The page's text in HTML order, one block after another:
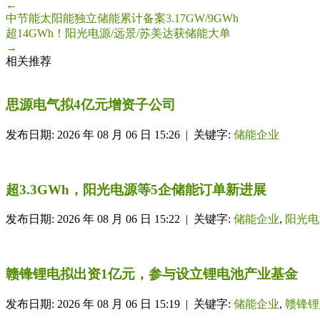
←
中节能太阳能独立储能累计备案3.17GW/9GWh
超14GWh！阳光电源/远景/苏美达获储能大单
→
相关推荐
思源电气拟4亿元增资子公司
发布日期: 2026 年 08 月 06 日 15:26 | 关键字: 储能企业
超3.3GWh，阳光电源等5企储能订单新进展
发布日期: 2026 年 08 月 06 日 15:22 | 关键字: 储能企业, 阳光
赣锋锂电拟出资1亿元，参与设立锂电池产业基金
发布日期: 2026 年 08 月 06 日 15:19 | 关键字: 储能企业, 赣锋